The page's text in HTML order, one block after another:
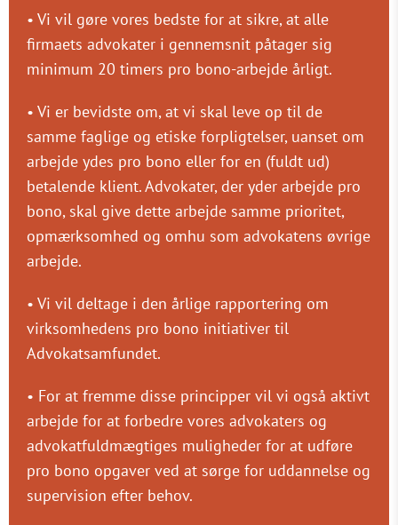
• Vi vil gøre vores bedste for at sikre, at alle
firmaets advokater i gennemsnit påtager sig
minimum 20 timers pro bono-arbejde årligt.
• Vi er bevidste om, at vi skal leve op til de
samme faglige og etiske forpligtelser, uanset om
arbejde ydes pro bono eller for en (fuldt ud)
betalende klient. Advokater, der yder arbejde pro
bono, skal give dette arbejde samme prioritet,
opmærksomhed og omhu som advokatens øvrige
arbejde.
• Vi vil deltage i den årlige rapportering om
virksomhedens pro bono initiativer til
Advokatsamfundet.
• For at fremme disse principper vil vi også aktivt
arbejde for at forbedre vores advokaters og
advokatfuldmægtiges muligheder for at udføre
pro bono opgaver ved at sørge for uddannelse og
supervision efter behov.